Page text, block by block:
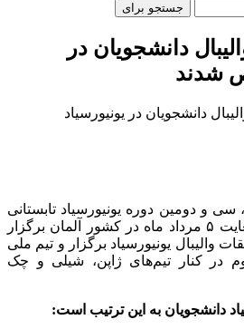
جستجو برای
دانشجویان در
شدند
و دومین دوره یونیورسیاد تابستانی
دانشجویان جهان ۲۵ تیر لغایت ۵ مرداد ماه در کشور آلمان برگزار
یونیورسیاد برگزار و تیم ملی
در کنار تیم‌های ژاپن، شیلی و چک
دانشجویان به این ترتیب است: